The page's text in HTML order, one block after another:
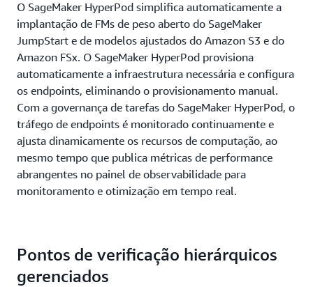
O SageMaker HyperPod simplifica automaticamente a
implantação de FMs de peso aberto do SageMaker
JumpStart e de modelos ajustados do Amazon S3 e do
Amazon FSx. O SageMaker HyperPod provisiona
automaticamente a infraestrutura necessária e configura
os endpoints, eliminando o provisionamento manual.
Com a governança de tarefas do SageMaker HyperPod, o
tráfego de endpoints é monitorado continuamente e
ajusta dinamicamente os recursos de computação, ao
mesmo tempo que publica métricas de performance
abrangentes no painel de observabilidade para
monitoramento e otimização em tempo real.
Pontos de verificação hierárquicos
gerenciados